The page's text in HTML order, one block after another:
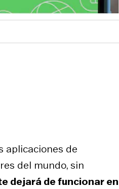
aplicaciones de
del mundo, sin
dejará de funcionar en